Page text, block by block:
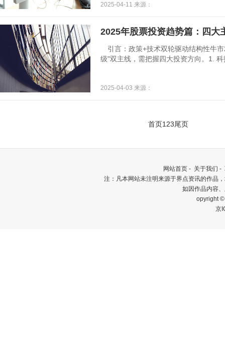
投资主线科技成长：AI、半导体、消费
至可选消费（酒类
2025-04-11 来源：
2025年股票投资趋势篇：四大
引言：政策+技术双轮驱动结构性牛
级"双主线，需把握四大投资方向。1.
份）2. 消费升级股医美：上游药械（爱
2025-04-03 来源：
首页1 23尾页
网站首页- 关于我们 -
注：凡本网站未注明来源于界点资讯的作品
如因作品内容
opyright ©
京